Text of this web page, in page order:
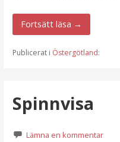
Fortsätt läsa →
Publicerat i Östergötland:
Spinnvisa
Lämna en kommentar